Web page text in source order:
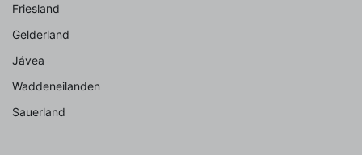
Friesland
Gelderland
Jávea
Waddeneilanden
Sauerland